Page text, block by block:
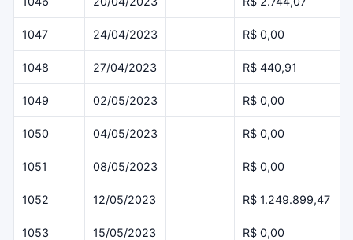
1047 24/04/2023 R$ 0,00
1048 27/04/2023 R$ 440,91
1049 02/05/2023 R$ 0,00
1050 04/05/2023 R$ 0,00
1051 08/05/2023 R$ 0,00
1052 12/05/2023 R$ 1.249.899,47
1053 15/05/2023 R$ 0,00